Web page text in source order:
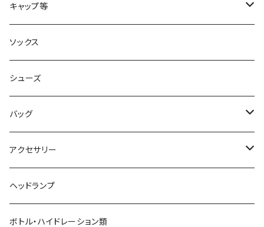
acu Products
AILEY
AKIV
ALTRA
aroma vera
AZUMA BAG
BANANA GO
トップス
ボトムス
キャップ等
キャップ・ハット
ヘッドバンド
ソックス
シューズ
バッグ
バックパック
ショルダーバッグ
トートバッグ
アクセサリー
サングラス
てぬぐい
ヘッドランプ
ボトル・ハイドレーション類